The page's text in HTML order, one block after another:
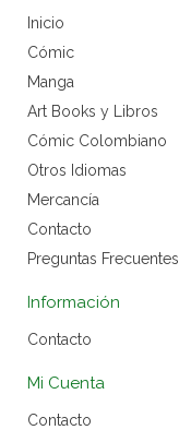
Inicio
Cómic
Manga
Art Books y Libros
Cómic Colombiano
Otros Idiomas
Mercancía
Contacto
Preguntas Frecuentes
Información
Contacto
Mi Cuenta
Contacto